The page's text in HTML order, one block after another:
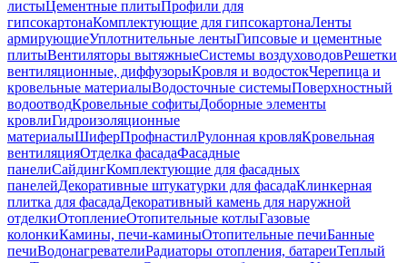
листыЦементные плитыПрофили для
гипсокартонаКомплектующие для гипсокартонаЛенты
армирующиеУплотнительные лентыГипсовые и цементные
плитыВентиляторы вытяжныеСистемы воздуховодовРешетки
вентиляционные, диффузорыКровля и водостокЧерепица и
кровельные материалыВодосточные системыПоверхностный
водоотводКровельные софитыДоборные элементы
кровлиГидроизоляционные
материалыШиферПрофнастилРулонная кровляКровельная
вентиляцияОтделка фасадаФасадные
панелиСайдингКомплектующие для фасадных
панелейДекоративные штукатурки для фасадаКлинкерная
плитка для фасадаДекоративный камень для наружной
отделкиОтоплениеОтопительные котлыГазовые
колонкиКамины, печи-каминыОтопительные печиБанные
печиВодонагревателиРадиаторы отопления, батареиТеплый